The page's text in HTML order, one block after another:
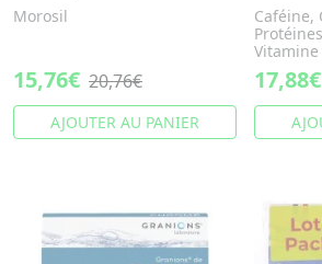
Morosil
15,76€ 20,76€
AJOUTER AU PANIER
Caféine,
Vitamine
17,88€